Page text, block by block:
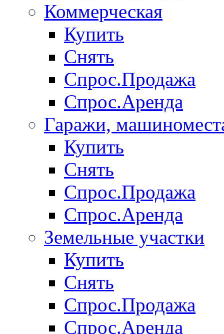
Коммерческая
Купить
Снять
Спрос.Продажа
Спрос.Аренда
Гаражи,
Купить
Снять
Спрос.Продажа
Спрос.Аренда
Земельные участки
Купить
Снять
Спрос.Продажа
Спрос.Аренда